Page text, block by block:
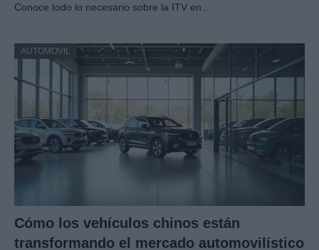
Conoce todo lo necesario sobre la ITV en…
AUTOMOVIL
Cómo los vehículos chinos están
transformando el mercado automovilístico